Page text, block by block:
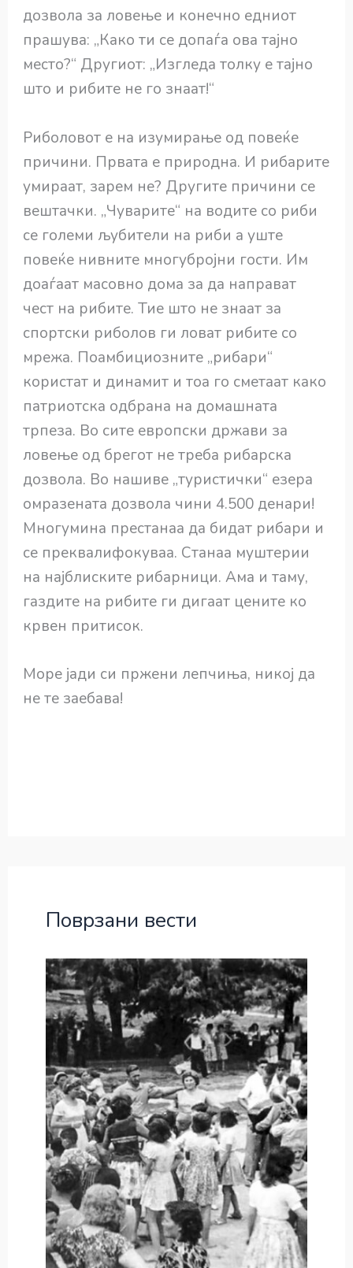
дозвола за ловење и конечно едниот
прашува: „Како ти се допаѓа ова тајно
место?“ Другиот: „Изгледа толку е тајно
што и рибите не го знаат!“
Риболовот е на изумирање од повеќе
причини. Првата е природна. И рибарите
умираат, зарем не? Другите причини се
вештачки. „Чуварите“ на водите со риби
се големи љубители на риби а уште
повеќе нивните многубројни гости. Им
доаѓаат масовно дома за да направат
чест на рибите. Тие што не знаат за
спортски риболов ги ловат рибите со
мрежа. Поамбициозните „рибари“
користат и динамит и тоа го сметаат како
патриотска одбрана на домашната
трпеза. Во сите европски држави за
ловење од брегот не треба рибарска
дозвола. Во нашиве „туристички“ езера
омразената дозвола чини 4.500 денари!
Многумина престанаа да бидат рибари и
се преквалифокуваа. Станаа муштерии
на најблиските рибарници. Ама и таму,
газдите на рибите ги дигаат цените ко
крвен притисок.
Море јади си пржени лепчиња, никој да
не те заебава!
Поврзани вести